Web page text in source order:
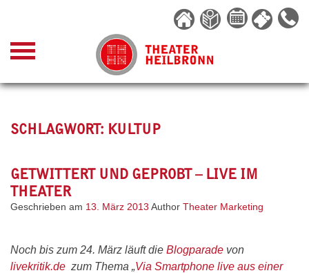
content
SCHLAGWORT: KULTUP
GETWITTERT UND GEPROBT – LIVE IM
THEATER
Geschrieben am 13. März 2013 Author Theater Marketing
Noch bis zum 24. März läuft die Blogparade von
livekritik.de zum Thema „Via Smartphone live aus einer